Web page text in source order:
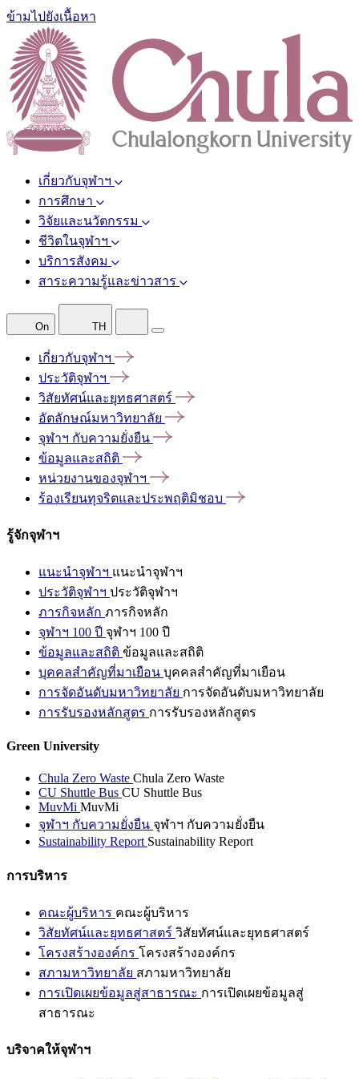
ข้ามไปยังเนื้อหา
เกี่ยวกับจุฬาฯ
การศึกษา
วิจัยและนวัตกรรม
ชีวิตในจุฬาฯ
บริการสังคม
สาระความรู้และข่าวสาร
On TH
เกี่ยวกับจุฬาฯ
ประวัติจุฬาฯ
วิสัยทัศน์และยุทธศาสตร์
อัตลักษณ์มหาวิทยาลัย
จุฬาฯ กับความยั่งยืน
ข้อมูลและสถิติ
หน่วยงานของจุฬาฯ
ร้องเรียนทุจริตและประพฤติมิชอบ
รู้จักจุฬาฯ
แนะนำจุฬาฯ แนะนำจุฬาฯ
ประวัติจุฬาฯ ประวัติจุฬาฯ
ภารกิจหลัก ภารกิจหลัก
จุฬาฯ 100 ปี จุฬาฯ 100 ปี
ข้อมูลและสถิติ ข้อมูลและสถิติ
บุคคลสำคัญที่มาเยือน บุคคลสำคัญที่มาเยือน
การจัดอันดับมหาวิทยาลัย การจัดอันดับมหาวิทยาลัย
การรับรองหลักสูตร การรับรองหลักสูตร
Green University
Chula Zero Waste Chula Zero Waste
CU Shuttle Bus CU Shuttle Bus
MuvMi MuvMi
จุฬาฯ กับความยั่งยืน จุฬาฯ กับความยั่งยืน
Sustainability Report Sustainability Report
การบริหาร
คณะผู้บริหาร คณะผู้บริหาร
วิสัยทัศน์และยุทธศาสตร์ วิสัยทัศน์และยุทธศาสตร์
โครงสร้างองค์กร โครงสร้างองค์กร
สภามหาวิทยาลัย สภามหาวิทยาลัย
การเปิดเผยข้อมูลสู่สาธารณะ การเปิดเผยข้อมูลสู่
สาธารณะ
บริจาคให้จุฬาฯ